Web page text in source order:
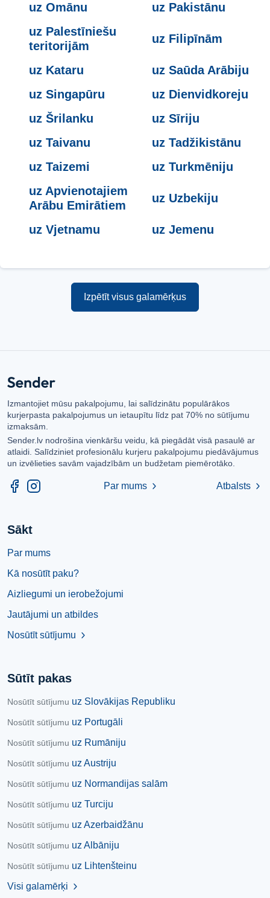
uz Omānu
uz Pakistānu
uz Palestīniešu
teritorijām
uz Filipīnām
uz Kataru
uz Saūda Arābiju
uz Singapūru
uz Dienvidkoreju
uz Šrilanku
uz Sīriju
uz Taivanu
uz Tadžikistānu
uz Taizemi
uz Turkmēniju
uz Apvienotajiem
Arābu Emirātiem
uz Uzbekiju
uz Vjetnamu uz Jemenu
Izpētīt visus galamērķus
Izmantojiet mūsu pakalpojumu, lai salīdzinātu populārākos
kurjerpasta pakalpojumus un ietaupītu līdz pat 70% no sūtījumu
izmaksām.
Sender.lv nodrošina vienkāršu veidu, kā piegādāt visā pasaulē ar
atlaidi. Salīdziniet profesionālu kurjeru pakalpojumu piedāvājumus
un izvēlieties savām vajadzībām un budžetam piemērotāko.
Par mums chevron_right Atbalsts chevron_right
Sākt
Par mums
Kā nosūtīt paku?
Aizliegumi un ierobežojumi
Jautājumi un atbildes
Nosūtīt sūtījumu
chevron_right
Sūtīt pakas
Nosūtīt sūtījumu uz Slovākijas Republiku
Nosūtīt sūtījumu uz Portugāli
Nosūtīt sūtījumu uz Rumāniju
Nosūtīt sūtījumu uz Austriju
Nosūtīt sūtījumu uz Normandijas salām
Nosūtīt sūtījumu uz Turciju
Nosūtīt sūtījumu uz Azerbaidžānu
Nosūtīt sūtījumu uz Albāniju
Nosūtīt sūtījumu uz Lihtenšteinu
Visi galamērķi
chevron_right